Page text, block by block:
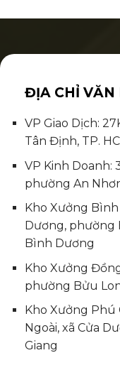
ĐỊA CHỈ VĂN
VP Giao Dịch:
Tân Định, TP.
VP Kinh Doanh:
phường An
Kho Xưởng
Dương, phường
Bình Dương
Kho Xưởng
phường Bửu
Kho Xưởng Phú
Ngoài, xã Cửa
Giang